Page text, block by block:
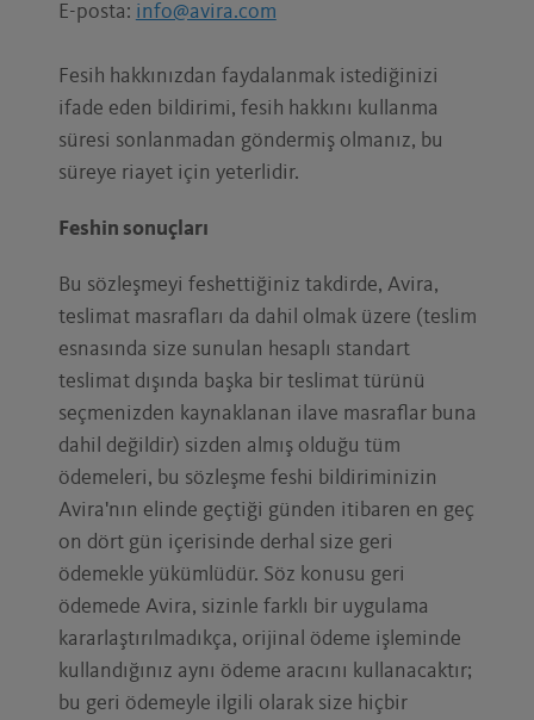
E-posta: info@avira.com
Fesih hakkınızdan faydalanmak istediğinizi
ifade eden bildirimi, fesih hakkını kullanma
süresi sonlanmadan göndermiş olmanız, bu
süreye riayet için yeterlidir.
Feshin sonuçları
Bu sözleşmeyi feshettiğiniz takdirde, Avira,
teslimat masrafları da dahil olmak üzere (teslim
esnasında size sunulan hesaplı standart
teslimat dışında başka bir teslimat türünü
seçmenizden kaynaklanan ilave masraflar buna
dahil değildir) sizden almış olduğu tüm
ödemeleri, bu sözleşme feshi bildiriminizin
Avira'nın elinde geçtiği günden itibaren en geç
on dört gün içerisinde derhal size geri
ödemekle yükümlüdür. Söz konusu geri
ödemede Avira, sizinle farklı bir uygulama
kararlaştırılmadıkça, orijinal ödeme işleminde
kullandığınız aynı ödeme aracını kullanacaktır;
bu geri ödemeyle ilgili olarak size hiçbir